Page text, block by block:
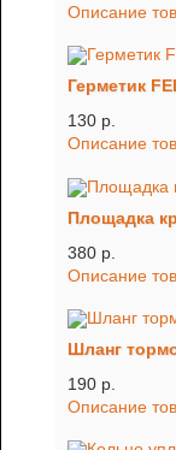
Описание
Герметик
130 p.
Описание
Площадка
380 p.
Описание
Шланг
190 p.
Описание